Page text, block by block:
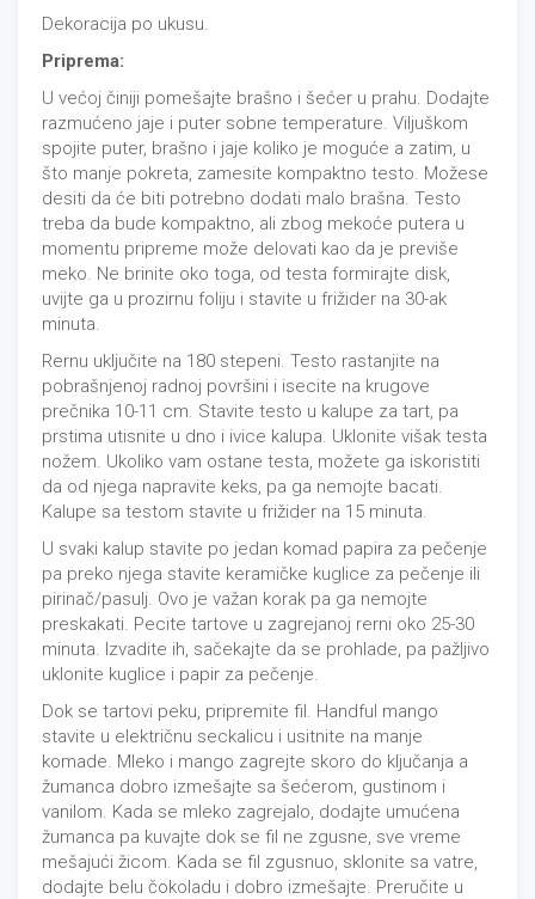
Dekoracija po ukusu.
Priprema:
U većoj činiji pomešajte brašno i šećer u prahu. Dodajte
razmućeno jaje i puter sobne temperature. Viljuškom
spojite puter, brašno i jaje koliko je moguće a zatim, u
što manje pokreta, zamesite kompaktno testo. Možese
desiti da će biti potrebno dodati malo brašna. Testo
treba da bude kompaktno, ali zbog mekoće putera u
momentu pripreme može delovati kao da je previše
meko. Ne brinite oko toga, od testa formirajte disk,
uvijte ga u prozirnu foliju i stavite u frižider na 30-ak
minuta.
Rernu uključite na 180 stepeni. Testo rastanjite na
pobrašnjenoj radnoj površini i isecite na krugove
prečnika 10-11 cm. Stavite testo u kalupe za tart, pa
prstima utisnite u dno i ivice kalupa. Uklonite višak testa
nožem. Ukoliko vam ostane testa, možete ga iskoristiti
da od njega napravite keks, pa ga nemojte bacati.
Kalupe sa testom stavite u frižider na 15 minuta.
U svaki kalup stavite po jedan komad papira za pečenje
pa preko njega stavite keramičke kuglice za pečenje ili
pirinač/pasulj. Ovo je važan korak pa ga nemojte
preskakati. Pecite tartove u zagrejanoj rerni oko 25-30
minuta. Izvadite ih, sačekajte da se prohlade, pa pažljivo
uklonite kuglice i papir za pečenje.
Dok se tartovi peku, pripremite fil. Handful mango
stavite u električnu seckalicu i usitnite na manje
komade. Mleko i mango zagrejte skoro do ključanja a
žumanca dobro izmešajte sa šećerom, gustinom i
vanilom. Kada se mleko zagrejalo, dodajte umućena
žumanca pa kuvajte dok se fil ne zgusne, sve vreme
mešajući žicom. Kada se fil zgusnuo, sklonite sa vatre,
dodajte belu čokoladu i dobro izmešajte. Preručite u